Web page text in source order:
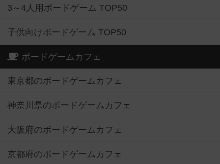
3～4人用ボードゲーム TOP50
子供向けボードゲーム TOP50
ボードゲームカフェ
東京都のボードゲームカフェ
神奈川県のボードゲームカフェ
大阪府のボードゲームカフェ
京都府のボードゲームカフェ